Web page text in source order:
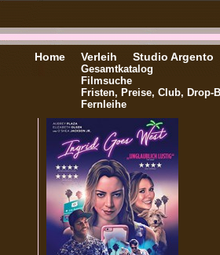
Home Verleih
Gesamtkatalog
Filmsuche
Fristen, Preise, Club, Drop-
Fernleihe
Studio Argento